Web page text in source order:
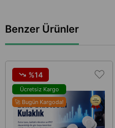
Benzer Ürünler
%14
Ücretsiz Kargo
🚀 Bugün Kargoda!